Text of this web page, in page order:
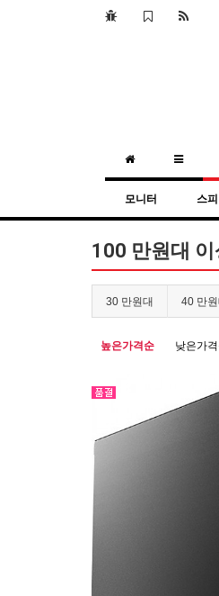
모니터 스피
100 만원대 이
30 만원대 40 만원
높은가격순 낮은가